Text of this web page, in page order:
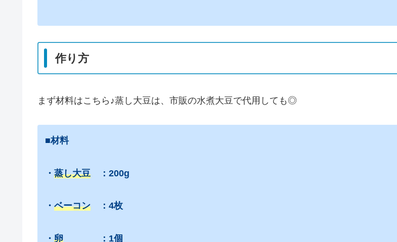
作り方
まず材料はこちら♪蒸し大豆は、市販の水煮大豆で代用しても◎
■材料
・ 蒸し大豆 ：200g
・ ベーコン ：4枚
・ 卵 ：1個